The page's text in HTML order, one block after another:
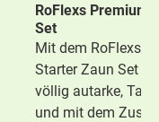
RoFlexs Premium
Set
Mit dem RoFlexs
Starter Zaun Set
völlig autarke,
und mit dem